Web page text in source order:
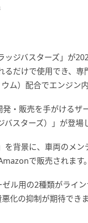
ッジバスターズ」が
るだけで使用でき、
ム）配合でエンジン
・販売を手がけるザ
バスターズ）」が登場
を背景に、車両のメ
で販売されます
ル用の2種類がライ
化の抑制が期待でき